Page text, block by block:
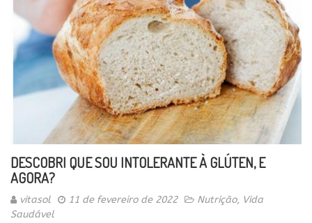
DESCOBRI QUE SOU INTOLERANTE À GLÚTEN, E
AGORA?
vitasol 11 de fevereiro de 2022 Nutrição, Vida
Saudável